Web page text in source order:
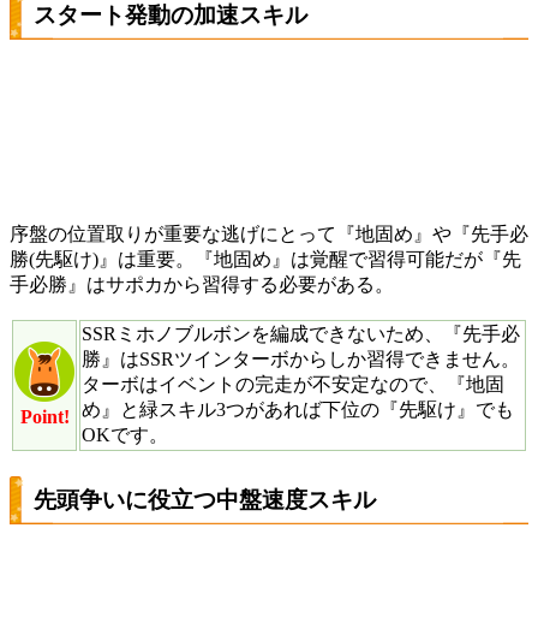
スタート発動の加速スキル
序盤の位置取りが重要な逃げにとって『地固め』や『先手必
勝(先駆け)』は重要。『地固め』は覚醒で習得可能だが『先
手必勝』はサポカから習得する必要がある。
Point!
SSRミホノブルボンを編成できないため、『先手必
勝』はSSRツインターボからしか習得できません。
ターボはイベントの完走が不安定なので、『地固
め』と緑スキル3つがあれば下位の『先駆け』でも
OKです。
先頭争いに役立つ中盤速度スキル